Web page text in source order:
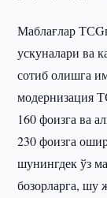
Маблағлар
ускуналари ва
сотиб олишга
модернизация
160 фоизга ва
230 фоизга
шунингдек ўз
бозорларга, шу